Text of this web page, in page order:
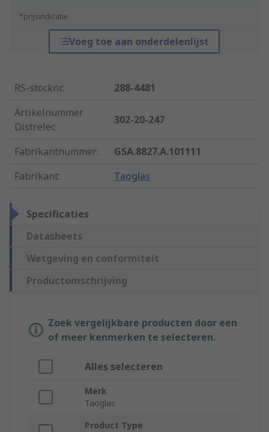
*prijsindicatie
Voeg toe aan onderdelenlijst
RS-stocknr.:
288-4481
Artikelnummer
Distrelec:
302-20-247
Fabrikantnummer:
GSA.8827.A.101111
Fabrikant: Taoglas
Specificaties
Datasheets
Wetgeving en conformiteit
Productomschrijving
Zoek vergelijkbare producten door een
of meer kenmerken te selecteren.
Alles selecteren
Merk
Taoglas
Product Type